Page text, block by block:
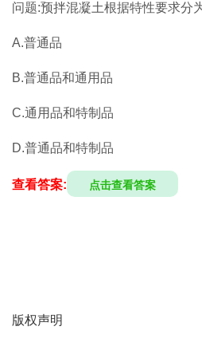
问题:预拌混凝土根据特性要求分为
A.普通品
B.普通品和通用品
C.通用品和特制品
D.普通品和特制品
查看答案: 点击查看答案
版权声明